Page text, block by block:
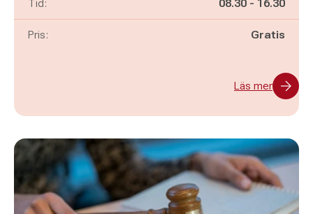
Tid: 08.30 - 16.30
Pris: Gratis
Läs mer